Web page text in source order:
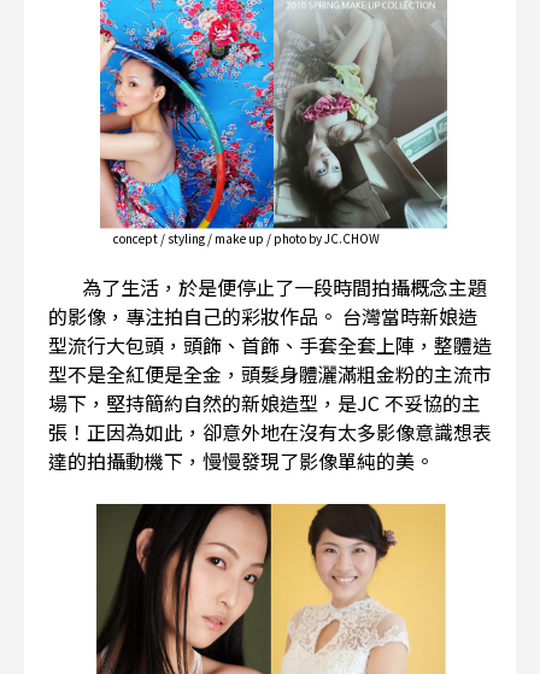
concept / styling / make up / photo by JC.CHOW
為了生活，於是便停止了一段時間拍攝概念主題
的影像，專注拍自己的彩妝作品。 台灣當時新娘造
型流行大包頭，頭飾、首飾、手套全套上陣，整體造
型不是全紅便是全金，頭髮身體灑滿粗金粉的主流市
場下，堅持簡約自然的新娘造型，是JC 不妥協的主
張！正因為如此，卻意外地在沒有太多影像意識想表
達的拍攝動機下，慢慢發現了影像單純的美。